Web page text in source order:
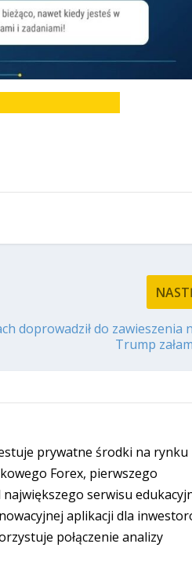
doprowadził do zawieszenia
Trump
prywatne środki na rynku
Forex, pierwszego
największego serwisu
aplikacji dla
połączenie analizy